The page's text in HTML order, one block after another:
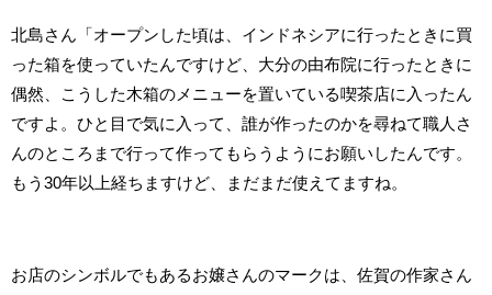
北島さん「オープンした頃は、インドネシアに行ったときに買
った箱を使っていたんですけど、大分の由布院に行ったときに
偶然、こうした木箱のメニューを置いている喫茶店に入ったん
ですよ。ひと目で気に入って、誰が作ったのかを尋ねて職人さ
んのところまで行って作ってもらうようにお願いしたんです。
もう30年以上経ちますけど、まだまだ使えてますね。
お店のシンボルでもあるお嬢さんのマークは、佐賀の作家さん